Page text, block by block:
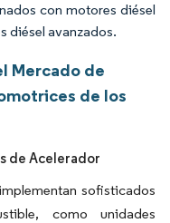
con motores diésel
diésel avanzados.
Mercado de
de los
de Acelerador
sofisticados
como unidades